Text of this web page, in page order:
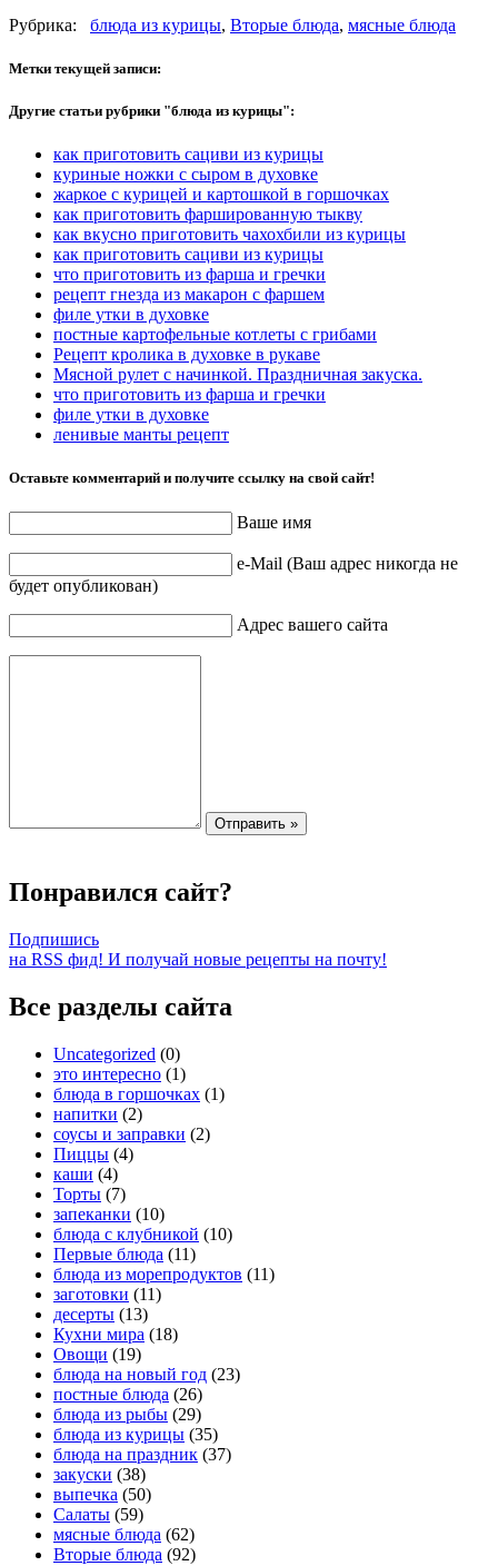
Рубрика: блюда из курицы, Вторые блюда, мясные блюда
Метки текущей записи:
Другие статьи рубрики "блюда из курицы":
как приготовить сациви из курицы
куриные ножки с сыром в духовке
жаркое с курицей и картошкой в горшочках
как приготовить фаршированную тыкву
как вкусно приготовить чахохбили из курицы
как приготовить сациви из курицы
что приготовить из фарша и гречки
рецепт гнезда из макарон с фаршем
филе утки в духовке
постные картофельные котлеты с грибами
Рецепт кролика в духовке в рукаве
Мясной рулет с начинкой. Праздничная закуска.
что приготовить из фарша и гречки
филе утки в духовке
ленивые манты рецепт
Оставьте комментарий и получите ссылку на свой сайт!
Ваше имя
e-Mail (Ваш адрес никогда не
будет опубликован)
Адрес вашего сайта
Понравился сайт?
Подпишись
на RSS фид! И получай новые рецепты на почту!
Все разделы сайта
Uncategorized (0)
это интересно (1)
блюда в горшочках (1)
напитки (2)
соусы и заправки (2)
Пиццы (4)
каши (4)
Торты (7)
запеканки (10)
блюда с клубникой (10)
Первые блюда (11)
блюда из морепродуктов (11)
заготовки (11)
десерты (13)
Кухни мира (18)
Овощи (19)
блюда на новый год (23)
постные блюда (26)
блюда из рыбы (29)
блюда из курицы (35)
блюда на праздник (37)
закуски (38)
выпечка (50)
Салаты (59)
мясные блюда (62)
Вторые блюда (92)